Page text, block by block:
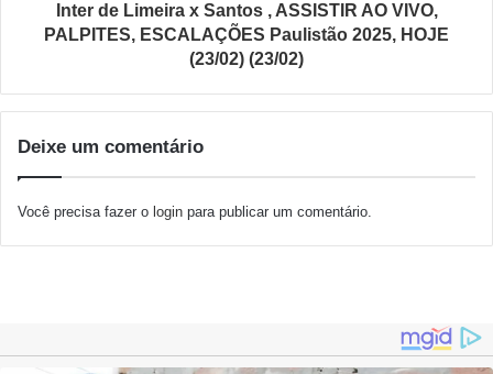
Inter de Limeira x Santos , ASSISTIR AO VIVO,
PALPITES, ESCALAÇÕES Paulistão 2025, HOJE
(23/02) (23/02)
Deixe um comentário
Você precisa fazer o login para publicar um comentário.